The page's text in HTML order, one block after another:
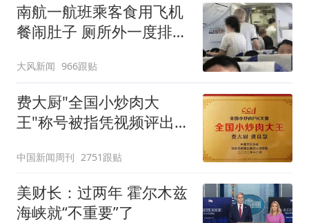
南航一航班乘客食用飞机
餐闹肚子 厕所外一度排长
大风新闻 966跟贴
费大厨"全国小炒肉大
王"称号被指凭视频评出
中国新闻周刊 2751跟贴
美财长：过两年 霍尔木兹
海峡就“不重要”了